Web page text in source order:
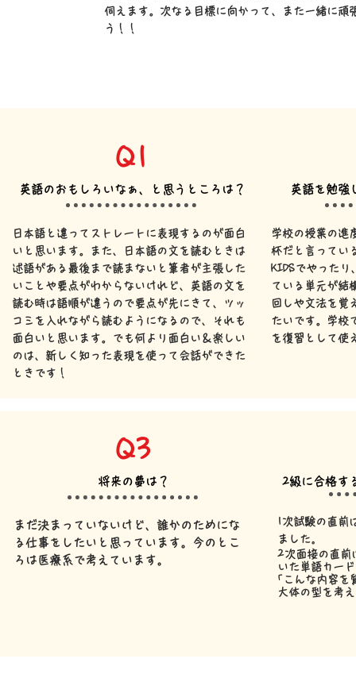
伺えます。次なる目標に向かって、また一緒に頑
う！！
Q1
英語のおもしろいなぁ、と思うところは？
日本語と違ってストレートに表現するのが面白
いと思います。また、日本語の文を読むときは
述語がある最後まで読まないと筆者が主張した
いことや要点がわからないけれど、英語の文を
読む時は語順が違うので要点が先にきて、ツッ
コミを入れながら読むようになるので、それも
面白いと思います。でも何より面白い＆楽しい
のは、新しく知った表現を使って会話ができた
ときです！
英語を勉強
学校の授業の進
杯だと言ってい
KIDSでやったり
ている単元が結
回しや文法を覚
たいです。学校
を復習として使
Q3
将来の夢は？
まだ決まっていないけど、誰かのためにな
る仕事をしたいと思っています。今のとこ
ろは医療系で考えています。
2級に合格す
1次試験の直前
ました｡
2次面接の直前
いた単語カー
｢こんな内容を
大体の型を考